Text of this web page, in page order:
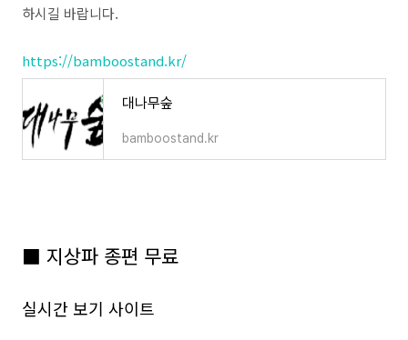
하시길 바랍니다.
https://bamboostand.kr/
대나무숲
bamboostand.kr
■ 지상파 종편 무료
실시간 보기 사이트